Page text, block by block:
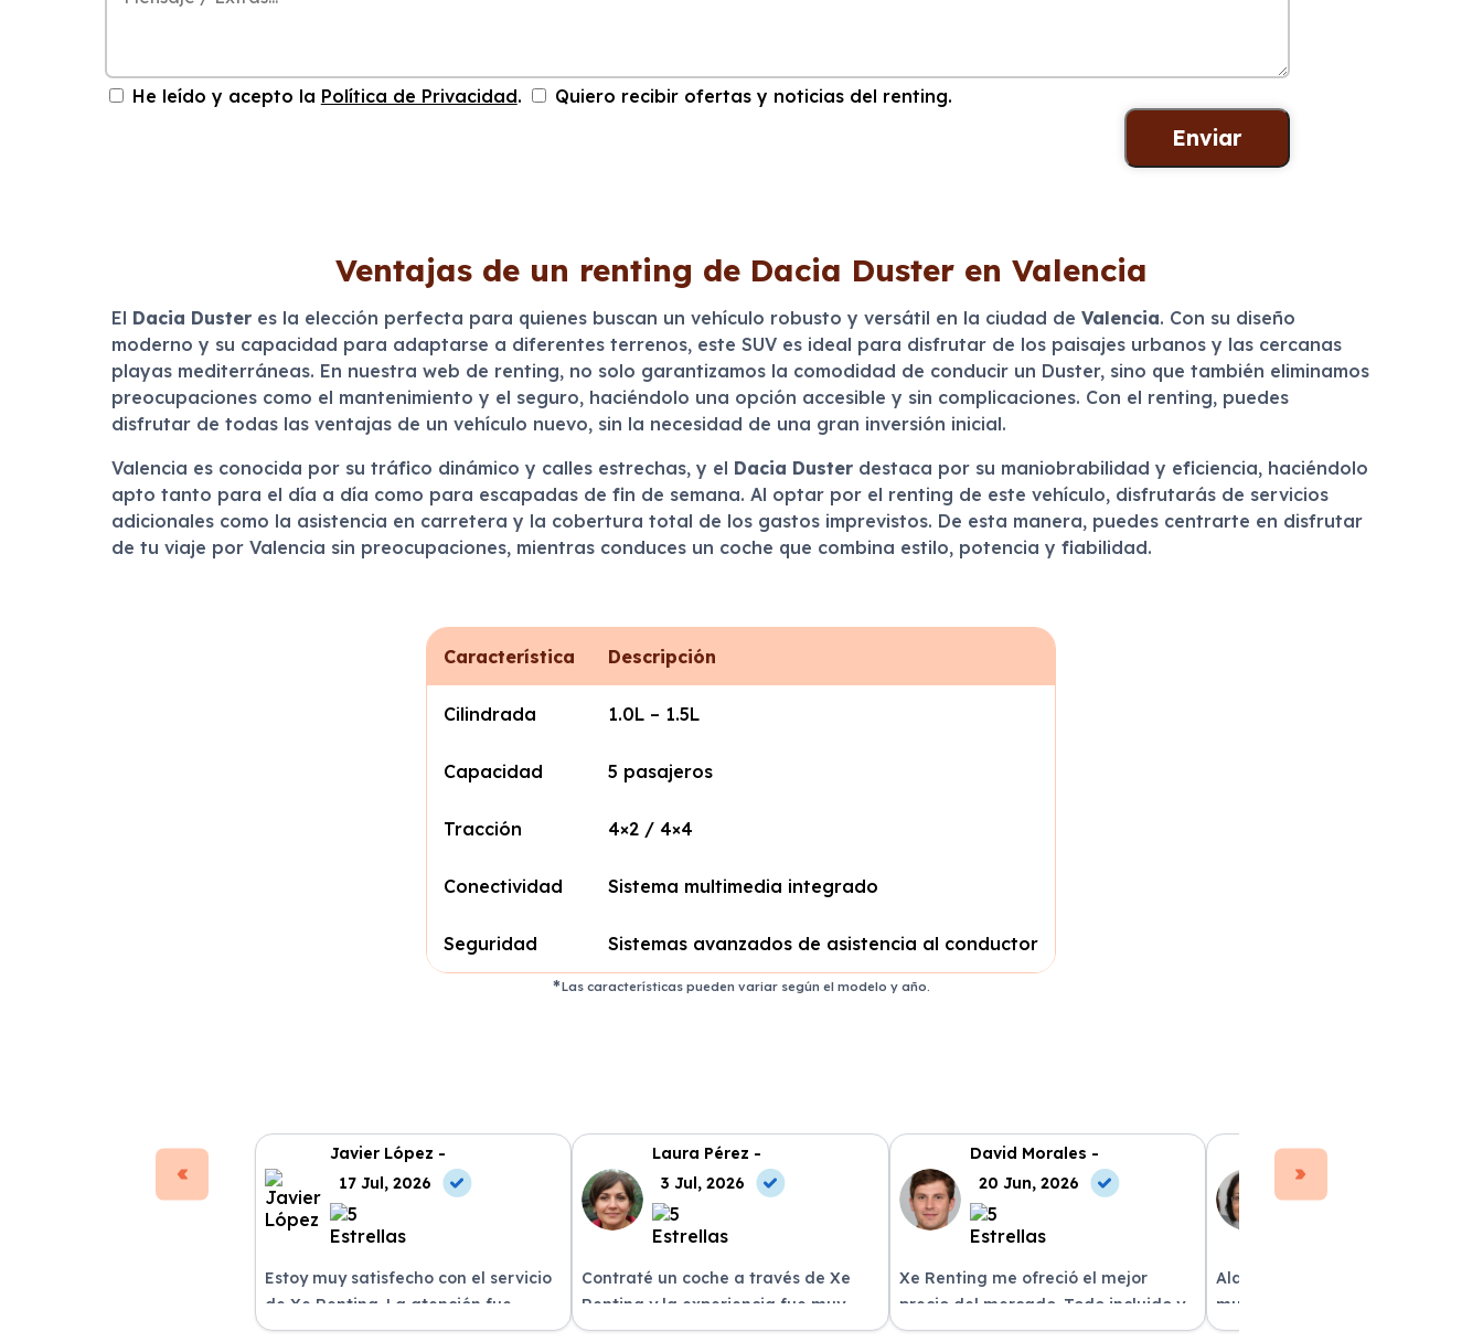
He leído y acepto la Política de Privacidad. Quiero recibir ofertas y noticias del renting.
Ventajas de un renting de Dacia Duster en Valencia
El Dacia Dusteres la elección perfecta para quienes buscan un vehículo robusto y versátil en la ciudad de Valencia. Con su diseño
moderno y su capacidad para adaptarse a diferentes terrenos, este SUV es ideal para disfrutar de los paisajes urbanos y las cercanas
playas mediterráneas. En nuestra web de renting, no solo garantizamos la comodidad de conducir un Duster, sino que también eliminamos
preocupaciones como el mantenimiento y el seguro, haciéndolo una opción accesible y sin complicaciones. Con el renting, puedes
disfrutar de todas las ventajas de un vehículo nuevo, sin la necesidad de una gran inversión inicial.
Valencia es conocida por su tráfico dinámico y calles estrechas, y el Dacia Dusterdestaca por su maniobrabilidad y eficiencia, haciéndolo
apto tanto para el día a día como para escapadas de fin de semana. Al optar por el renting de este vehículo, disfrutarás de servicios
adicionales como la asistencia en carretera y la cobertura total de los gastos imprevistos. De esta manera, puedes centrarte en disfrutar
de tu viaje por Valencia sin preocupaciones, mientras conduces un coche que combina estilo, potencia y fiabilidad.
Característica Descripción
Cilindrada 1.0L – 1.5L
Capacidad 5 pasajeros
Tracción 4×2 / 4×4
Conectividad Sistema multimedia integrado
Seguridad Sistemas avanzados de asistencia al conductor
Las características pueden variar según el modelo y año.
Javier López -
17 Jul, 2026
Estoy muy satisfecho con el servicio
de Xe Renting. La atención fue
excelente y el coche llegó en
Laura Pérez -
3 Jul, 2026
Contraté un coche a través de Xe
Renting y la experiencia fue muy
positiva. Fácil y rápido, ¡los
David Morales -
20 Jun, 2026
Xe Renting me ofreció el mejor
precio del mercado. Todo incluido y
sin sorpresas. ¡Excelente servicio!
Ana Ruiz -
10 Jun, 2026
Alquilar un coche con Xe
muy sencillo. Tienen una gran
variedad y el trato fue